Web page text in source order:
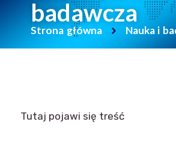
badawcza
Strona główna Nauka i
Tutaj pojawi się treść